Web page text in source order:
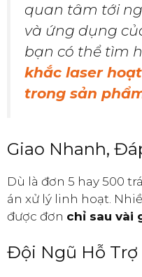
quan tâm tới
và ứng dụng
bạn có thể tìm
khắc laser
trong sản
Giao Nhanh,
Dù là đơn 5 hay 500
án xử lý linh hoạt.
được đơn chỉ sau vài
Đội Ngũ Hỗ